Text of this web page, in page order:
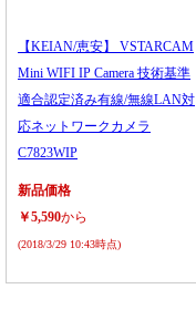
【KEIAN/恵安】 VSTARCAM
Mini WIFI IP Camera 技術基準
適合認定済み有線/無線LAN対
応ネットワークカメラ
C7823WIP
新品価格
￥5,590から
(2018/3/29 10:43時点)